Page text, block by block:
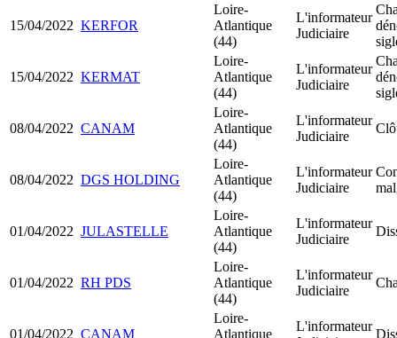
15/04/2022 KERFOR
Loire-
Atlantique
(44)
L'informateur
Judiciaire
15/04/2022 KERMAT
Loire-
Atlantique
(44)
L'informateur
Judiciaire
08/04/2022 CANAM
Loire-
Atlantique
(44)
L'informateur
Judiciaire
08/04/2022 DGS HOLDING
Loire-
Atlantique
(44)
L'informateur
Judiciaire
01/04/2022 JULASTELLE
Loire-
Atlantique
(44)
L'informateur
Judiciaire
01/04/2022 RH PDS
Loire-
Atlantique
(44)
L'informateur
Judiciaire
01/04/2022 CANAM
Loire-
Atlantique
L'informateur